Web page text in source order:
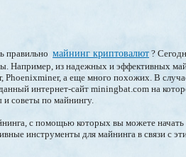
правильно майнинг криптовалют ?
Например, из надежных и эффективных
а еще много похожих. В
интернет-сайт miningbat.com на
и советы по майнингу.
с помощью которых вы можете
инструменты для майнинга в связи с